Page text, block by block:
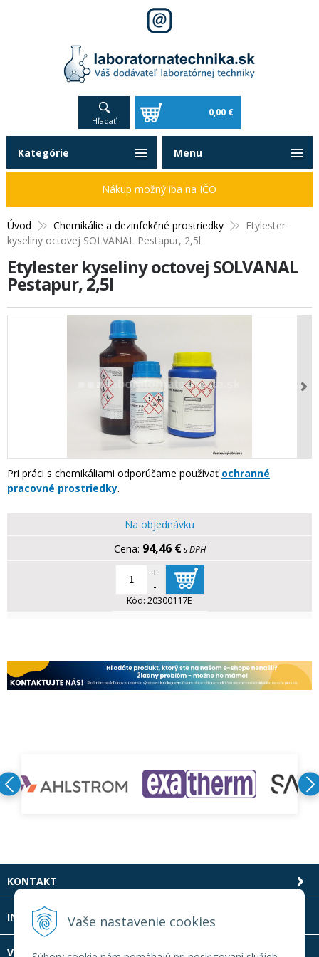
Vaše nastavenie cookies
Hľadať
0,00 €
Úvod Chemikálie a dezinfekčné prostriedky
Etylester
kyseliny octovej SOLVANAL Pestapur, 2,5l
Etylester kyseliny octovej SOLVANAL
Pestapur, 2,5l
Pri práci s chemikáliami odporúčame používaťochranné
pracovné prostriedky.
Na objednávku
94,46 € s DPH
+
-
Kód: 20300117E
Kategórie
Nákup možný iba na IČO
Menu
KONTAKT
INFOLINKA
VŠETKO O NÁKUPE